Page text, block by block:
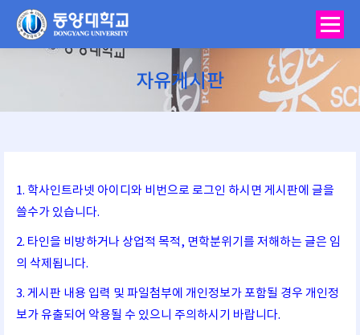
자유게시판
You are here:
1. 학사인트라넷 아이디와 비번으로 로그인 하시면 게시판에 글을
쓸수가 있습니다.
2. 타인을 비방하거나 상업적 목적, 면학분위기를 저해하는 글은 임
의 삭제됩니다.
3. 게시판 내용 입력 및 파일첨부에 개인정보가 포함될 경우 개인정
보가 유출되어 악용될 수 있으니 주의하시기 바랍니다.